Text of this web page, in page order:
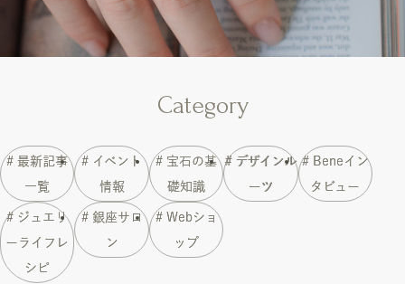
Category
# 最新記事
一覧
# イベント
情報
# 宝石の基
礎知識
# デザインル
ーツ
# Beneイン
タビュー
# ジュエリ
ーライフレ
シピ
# 銀座サロ
ン
# Webショ
ップ